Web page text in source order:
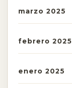
marzo 2025
febrero 2025
enero 2025